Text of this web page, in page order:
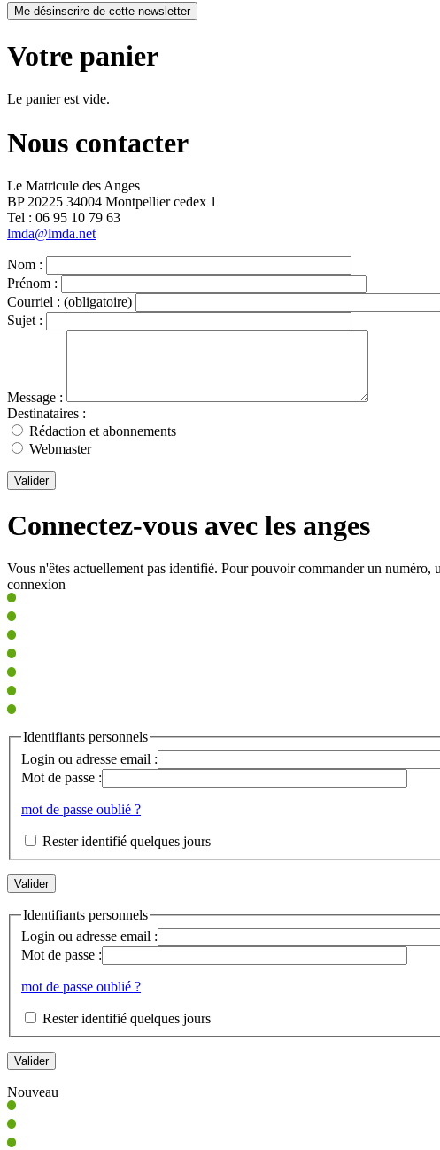
Votre panier
Le panier est vide.
Nous contacter
Le Matricule des Anges
BP 20225 34004 Montpellier cedex 1
Tel : ‭06 95 10 79 63
lmda@lmda.net
Nom :
Prénom :
Courriel : (obligatoire)
Sujet :
Message :
Destinataires :
Rédaction et abonnements
Webmaster
Valider
Connectez-vous avec les anges
Vous n'êtes actuellement pas identifié. Pour pouvoir commander un
connexion
Identifiants personnels
Login ou adresse email :
Mot de passe :
mot de passe oublié ?
Rester identifié quelques jours
Identifiants personnels
Login ou adresse email :
Mot de passe :
mot de passe oublié ?
Rester identifié quelques jours
Nouveau